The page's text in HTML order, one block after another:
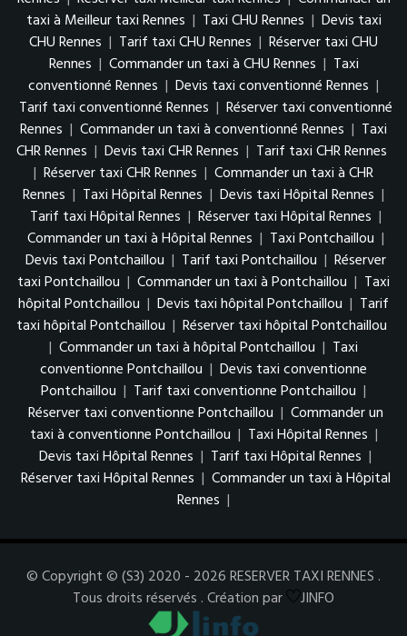
taxi à Meilleur taxi Rennes | Taxi CHU Rennes | Devis taxi
CHU Rennes | Tarif taxi CHU Rennes | Réserver taxi CHU
Rennes | Commander un taxi à CHU Rennes | Taxi
conventionné Rennes | Devis taxi conventionné Rennes |
Tarif taxi conventionné Rennes | Réserver taxi conventionné
Rennes | Commander un taxi à conventionné Rennes | Taxi
CHR Rennes | Devis taxi CHR Rennes | Tarif taxi CHR Rennes
| Réserver taxi CHR Rennes | Commander un taxi à CHR
Rennes | Taxi Hôpital Rennes | Devis taxi Hôpital Rennes |
Tarif taxi Hôpital Rennes | Réserver taxi Hôpital Rennes |
Commander un taxi à Hôpital Rennes | Taxi Pontchaillou |
Devis taxi Pontchaillou | Tarif taxi Pontchaillou | Réserver
taxi Pontchaillou | Commander un taxi à Pontchaillou | Taxi
hôpital Pontchaillou | Devis taxi hôpital Pontchaillou | Tarif
taxi hôpital Pontchaillou | Réserver taxi hôpital Pontchaillou
| Commander un taxi à hôpital Pontchaillou | Taxi
conventionne Pontchaillou | Devis taxi conventionne
Pontchaillou | Tarif taxi conventionne Pontchaillou |
Réserver taxi conventionne Pontchaillou | Commander un
taxi à conventionne Pontchaillou | Taxi Hôpital Rennes |
Devis taxi Hôpital Rennes | Tarif taxi Hôpital Rennes |
Réserver taxi Hôpital Rennes | Commander un taxi à Hôpital
Rennes |
© Copyright © (S3) 2020 - 2026 RESERVER TAXI RENNES .
Tous droits réservés . Création par
JINFO